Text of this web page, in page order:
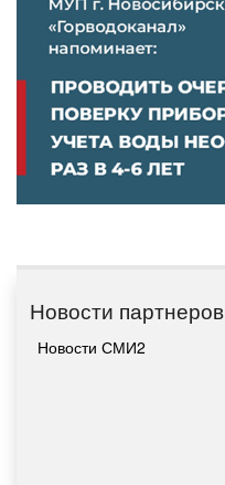
Новости партнеров
Новости СМИ2